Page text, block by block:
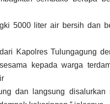
5000 liter air bersih dan
Kapolres Tulungagung
kepada warga
dan langsung disalurkan
kekeringan,” jelasnya